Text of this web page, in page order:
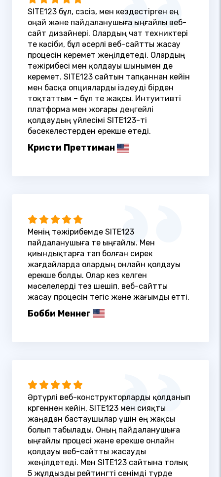
SITE123 бұл, сөзсіз, мен кездестірген ең
оңай және пайдаланушыға ыңғайлы веб-
сайт дизайнері. Олардың чат техниктері
өте кәсіби, бұл әсерлі веб-сайтты жасау
процесін керемет жеңілдетеді. Олардың
тәжірибесі мен қолдауы шынымен де
керемет. SITE123 сайтын тапқаннан кейін
мен басқа опцияларды іздеуді бірден
тоқтаттым – бұл өте жақсы. Интуитивті
платформа мен жоғары деңгейлі
қолдаудың үйлесімі SITE123-ті
бәсекелестерден ерекше етеді.
Кристи Преттиман
Менің тәжірибемде SITE123
пайдаланушыға өте ыңғайлы. Мен
қиындықтарға тап болған сирек
жағдайларда олардың онлайн қолдауы
ерекше болды. Олар кез келген
мәселелерді тез шешіп, веб-сайтты
жасау процесін тегіс және жағымды етті.
Бобби Меннег
Әртүрлі веб-конструкторларды қолданып
көргеннен кейін, SITE123 мен сияқты
жаңадан бастаушылар үшін ең жақсы
болып табылады. Оның пайдаланушыға
ыңғайлы процесі және ерекше онлайн
қолдауы веб-сайтты жасауды
жеңілдетеді. Мен SITE123 сайтына толық
5 жұлдызды рейтингті сенімді түрде